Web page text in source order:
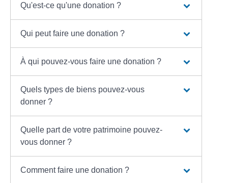
Qu'est-ce qu'une donation ?
Qui peut faire une donation ?
À qui pouvez-vous faire une donation ?
Quels types de biens pouvez-vous
donner ?
Quelle part de votre patrimoine pouvez-
vous donner ?
Comment faire une donation ?